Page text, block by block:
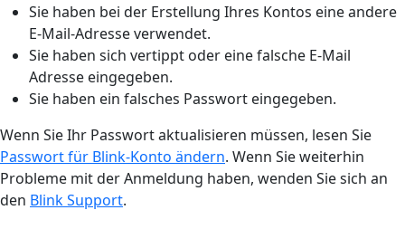
Sie haben bei der Erstellung Ihres Kontos eine andere
E-Mail-Adresse verwendet.
Sie haben sich vertippt oder eine falsche E-Mail
Adresse eingegeben.
Sie haben ein falsches Passwort eingegeben.
Wenn Sie Ihr Passwort aktualisieren müssen, lesen Sie
Passwort für Blink-Konto ändern. Wenn Sie weiterhin
Probleme mit der Anmeldung haben, wenden Sie sich an
den Blink Support.